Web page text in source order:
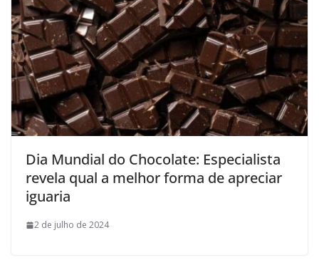
Dia Mundial do Chocolate: Especialista
revela qual a melhor forma de apreciar
iguaria
2 de julho de 2024